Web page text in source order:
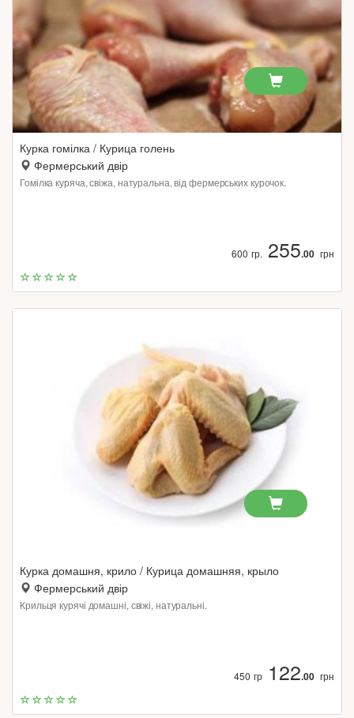
Курка гомілка / Курица голень
Фермерський двір
Гомілка куряча, свіжа, натуральна, від фермерських курочок.
600 гр. 255.00 грн
Курка домашня, крило / Курица домашняя, крыло
Фермерський двір
Крильця курячі домашні, свіжі, натуральні.
450 гр122.00 грн